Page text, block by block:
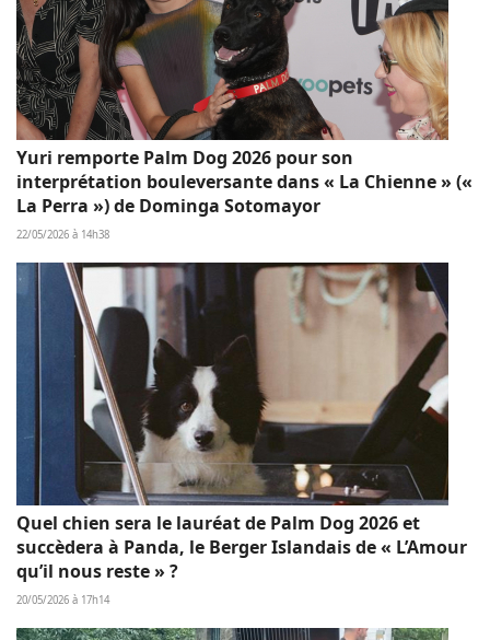
Yuri remporte Palm Dog 2026 pour son
interprétation bouleversante dans « La Chienne » («
La Perra ») de Dominga Sotomayor
22/05/2026 à 14h38
Quel chien sera le lauréat de Palm Dog 2026 et
succèdera à Panda, le Berger Islandais de « L’Amour
qu’il nous reste » ?
20/05/2026 à 17h14